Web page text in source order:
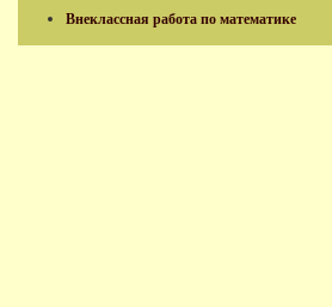
Внеклассная работа по математике